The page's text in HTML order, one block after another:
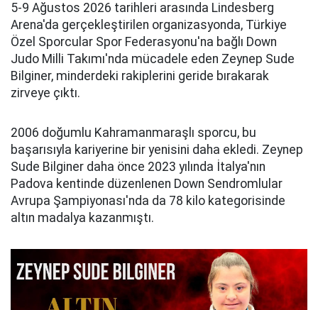
5-9 Ağustos 2026 tarihleri arasında Lindesberg
Arena'da gerçekleştirilen organizasyonda, Türkiye
Özel Sporcular Spor Federasyonu'na bağlı Down
Judo Milli Takımı'nda mücadele eden Zeynep Sude
Bilginer, minderdeki rakiplerini geride bırakarak
zirveye çıktı.
2006 doğumlu Kahramanmaraşlı sporcu, bu
başarısıyla kariyerine bir yenisini daha ekledi. Zeynep
Sude Bilginer daha önce 2023 yılında İtalya'nın
Padova kentinde düzenlenen Down Sendromlular
Avrupa Şampiyonası'nda da 78 kilo kategorisinde
altın madalya kazanmıştı.